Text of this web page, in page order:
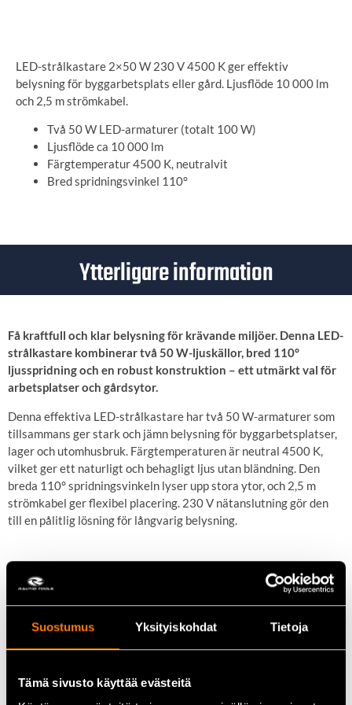
Suostumus Yksityiskohdat Tietoja
Tämä sivusto käyttää evästeitä
LED-strålkastare 2×50 W 230 V 4500 K ger effektiv
belysning för byggarbetsplats eller gård. Ljusflöde 10 000 lm
och 2,5 m strömkabel.
Två 50 W LED-armaturer (totalt 100 W)
Ljusflöde ca 10 000 lm
Färgtemperatur 4500 K, neutralvit
Bred spridningsvinkel 110°
Ytterligare information
Få kraftfull och klar belysning för krävande miljöer. Denna LED-
strålkastare kombinerar två 50 W-ljuskällor, bred 110°
ljusspridning och en robust konstruktion – ett utmärkt val för
arbetsplatser och gårdsytor.
Denna effektiva LED-strålkastare har två 50 W-armaturer som
tillsammans ger stark och jämn belysning för byggarbetsplatser,
lager och utomhusbruk. Färgtemperaturen är neutral 4500 K,
vilket ger ett naturligt och behagligt ljus utan bländning. Den
breda 110° spridningsvinkeln lyser upp stora ytor, och 2,5 m
strömkabel ger flexibel placering. 230 V nätanslutning gör den
till en pålitlig lösning för långvarig belysning.
Viktiga egenskaper
Två 50 W LED-armaturer (totalt 100 W)
Ljusflöde ca 10 000 lm
230 V nätanslutning
2,5 m strömkabel